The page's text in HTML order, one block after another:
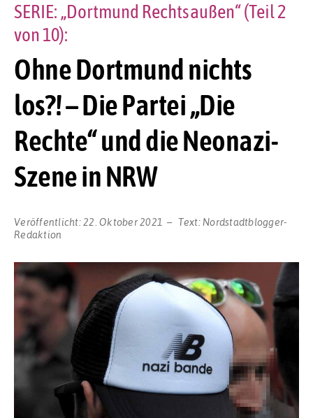
Ohne Dortmund nichts
los?! – Die Partei „Die
Rechte“ und die Neonazi-
Szene in NRW
SERIE: „Dortmund Rechtsaußen“ (Teil 2
von 10):
Veröffentlicht:22. Oktober 2021 Text: Nordstadtblogger-
Redaktion